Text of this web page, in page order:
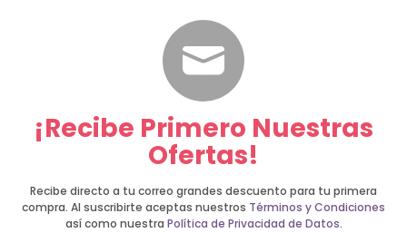
¡Recibe Primero Nuestras
Ofertas!
Recibe directo a tu correo grandes descuento para tu primera
compra. Al suscribirte aceptas nuestros Términos y Condiciones
así como nuestra Política de Privacidad de Datos.